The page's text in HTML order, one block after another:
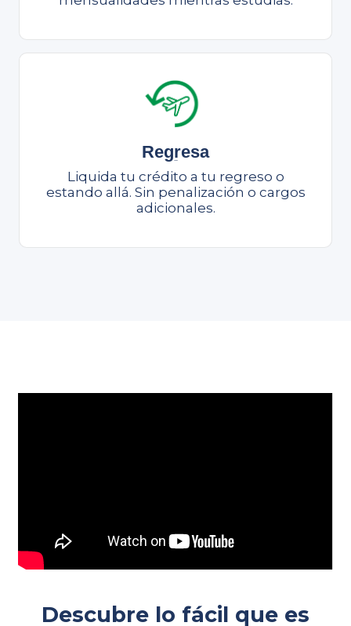
Regresa
Liquida tu crédito a tu regreso o
estando allá. Sin penalización o cargos
adicionales.
Descubre lo fácil que es